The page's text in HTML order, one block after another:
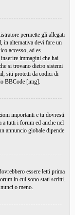
permette gli allegati
in alternativa devi fare un
accesso, ad es.
immagini che hai
si trovano dietro sistemi
siti protetti da codici di
BBCode [img].
importanti e tu dovresti
tutti i forum ed anche nel
annuncio globale dipende
essere letti prima
in cui sono stati scritti.
o meno.